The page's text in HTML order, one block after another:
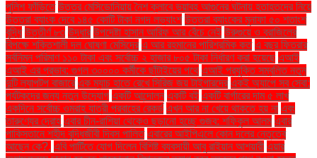
পুলিশ ফাঁড়িতে উত্তর মেসিডোনিয়ায় নৈশ ক্লাবে ভয়াবহ আগুনের ঘটনায় হতাহতদের নিয়ে
উত্তরা ব্যাংক দেবে ১৪৫ কোটি টাকা নগদ লভ্যাংশ উত্তরা ব্যাংকের মুনাফা ৫০ শতাংশ
বৃদ্ধি উত্তীর্ণ ৮৩ উদ্ধার উপদেষ্টা হাসান আরিফ আর বেঁচে নেই উরুগুয়ে ও ব্রাজিলের
বিপক্ষে শক্তিশালী দল ঘোষণা মেসিদের এ আর রহমানের পারিশ্রমিক কত এ বছর ফিতরার
সর্বনিম্ন পরিমাণ ১১০ টাকা এবং সর্বোচ্চ ২ হাজার ৮০৫ টাকা নির্ধারণ করা হয়েছে এআই
এআই এর প্রভাব: গুগল ৩০০০০ কর্মীকে ছাঁটাইয়ের পথে এআই প্রযুক্তি সম্বলিত নতুন
দুটি ল্যাপটপ বাজারে এক ম্যাচ হাতে রেখে সিরিজ জয় টাইগারদের একই অ্যাপে সব সেবা:
পর্যটকদের জন্য নতুন উদ্যোগ একটি আন্দোলন একটি বই একটি বার্গারের দাম ৫ লাখ
একদিনে সর্বোচ্চ ওমরাহ যাত্রী প্রবাহের রেকর্ড এখন আর না খেয়ে থাকতে হয় না এবং
তারুণ্যের দ্রোহ এবার চীন-রাশিয়া থেকেও ছড়ানো হচ্ছে গুজব: শফিকুল আলম এবার
পাকিস্তানে শহীদ বুদ্ধিজীবী দিবস পালিত এবারের আইপিএলে কোন দলের নেতৃত্বে
আছেন কে?. এবি পার্টিতে যোগ দিলেন বিশিষ্ট ব্যবসায়ী আবু রাইয়ান আশয়ারী এয়ার